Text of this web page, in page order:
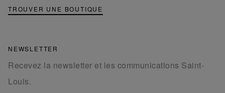
TROUVER UNE BOUTIQUE
NEWSLETTER
Recevez la newsletter et les communications Saint-
Louis.